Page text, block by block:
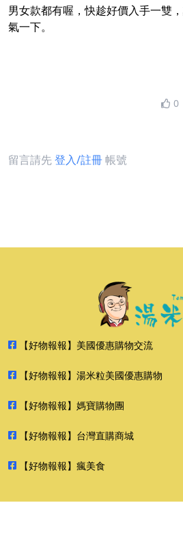
男女款都有喔，快趁好價入手一雙
氣一下。
0
留言請先登入/註冊帳號
【好物報報】美國優惠購物交流
【好物報報】湯米粒美國優惠購物
【好物報報】媽寶購物團
【好物報報】台灣直購商城
【好物報報】瘋美食